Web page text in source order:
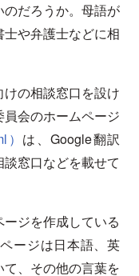
だろうか。母語が
や弁護士などに相
の相談窓口を設け
会のホームページ
は、Google翻訳
窓口などを載せて
ジを作成している
ージは日本語、英
、その他の言葉を